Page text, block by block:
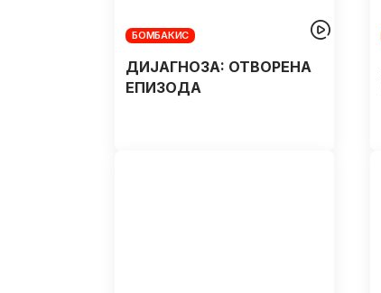
БОМБАКИС
ДИЈАГНОЗA: ОТВОРЕНА
ЕПИЗОДА